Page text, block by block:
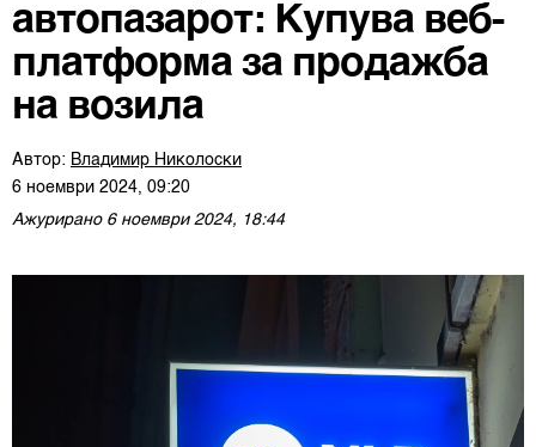
автопазарот: Купува веб-
платформа за продажба
на возила
Автор: Владимир Николоски
6 ноември 2024, 09:20
Ажурирано 6 ноември 2024, 18:44